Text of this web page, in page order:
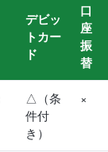
デビッ
トカー
ド
口
座
振
替
△（条
件付
き）
×